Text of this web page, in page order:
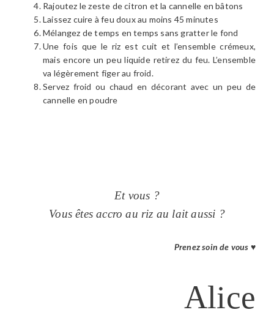
Rajoutez le zeste de citron et la cannelle en bâtons
Laissez cuire à feu doux au moins 45 minutes
Mélangez de temps en temps sans gratter le fond
Une fois que le riz est cuit et l’ensemble crémeux,
mais encore un peu liquide retirez du feu. L’ensemble
va légèrement figer au froid.
Servez froid ou chaud en décorant avec un peu de
cannelle en poudre
Et vous ?
Vous êtes accro au riz au lait aussi ?
Prenez soin de vous ♥
Alice